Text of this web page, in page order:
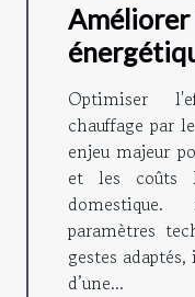
chauffage
électrique
Optimiser
chauffage par
enjeu majeur
et les coûts
paramètres
gestes
d’une...